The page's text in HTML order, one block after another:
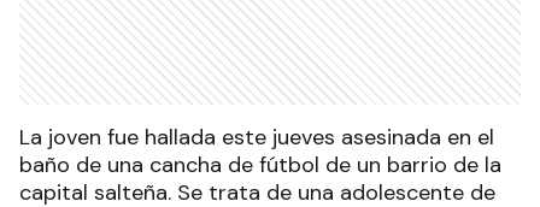
La joven fue hallada este jueves asesinada en el
baño de una cancha de fútbol de un barrio de la
capital salteña. Se trata de una adolescente de